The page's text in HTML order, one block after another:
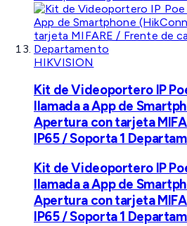
HIKVISION
Kit de Videoportero IP
llamada a App de
Apertura con tarjeta
IP65 / Soporta 1
Kit de Videoportero IP
llamada a App de
Apertura con tarjeta
IP65 / Soporta 1